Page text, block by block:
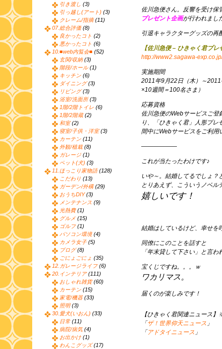
佐川急便さん。反響を受け保
プレゼント企画が行われまし
引退キャラクターグッズの
【佐川急便 – ひきゃく君プ
http://www2.sagawa-
実施期間
2011年9月22日（木）～
×10週間＝100名さま）
応募資格
佐川急便のWebサービスご
り、「ひきゃく君」人形プ
間中にWebサービスをご利用
——————
これが当たったわけです♪
いや～。結婚してるでしょ？
とりあえず、こういうノベル
嬉しいです！
結婚はしているけど、幸せを
同僚にこのことを話すと
「年末貸して下さい」と言わ
宝くじですね。。。ｗ
ワカリマス。
届くのが楽しみです！
【ひきゃく君関連ニュース
「 ザ！世界仰天ニュース 」
「 アドタイニュース 」
引き渡し (3)
引っ越し(アート) (3)
クレーム/指摘(11)
07.総合評価(8)
良かったコト (2)
悪かったコト (6)
10.■web内覧会■ (52)
玄関/収納(3)
階段/ホール(1)
キッチン (6)
ダイニング(3)
リビング(3)
浴室/洗面所(3)
1階/2階トイレ (6)
1階/2階蔵(2)
和室(2)
寝室/子供・洋室(3)
カーテン (11)
外観/植栽(8)
ガレージ (1)
ペット(犬) (3)
11.ほっこり家物語(128)
こだわり (13)
ガーデン/外構(29)
おうちDIY(3)
メンテナンス (9)
光熱費(1)
グルメ (15)
ゴルフ (1)
パソコン環境(4)
カメラ女子 (5)
ブログ(8)
ごにょごにょ (35)
12.ガレージライフ (6)
20.インテリア(111)
おしゃれ雑貨(60)
カーテン (15)
家電/機器 (33)
照明(3)
30.愛犬(いおん) (33)
日常 (11)
病院/病気 (4)
お出かけ (1)
わんこグッズ(17)